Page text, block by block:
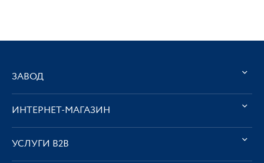
ЗАВОД
ИНТЕРНЕТ-МАГАЗИН
УСЛУГИ В2В